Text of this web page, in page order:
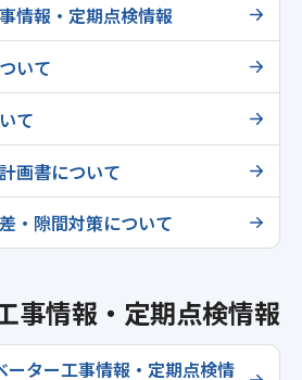
情報・定期点検情報
いて
て
画書について
・隙間対策について
事情報・定期点検情報
ーター工事情報・定期点検情